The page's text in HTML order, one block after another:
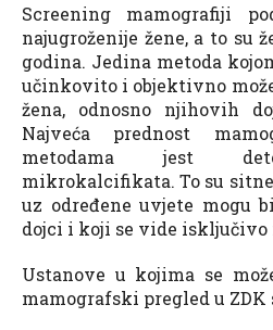
Screening mamografiji
najugroženije žene, a to su
godina. Jedina metoda
učinkovito i objektivno
žena, odnosno njihovih
Najveća prednost
metodama jest
mikrokalcifikata. To su
uz određene uvjete mogu
dojci i koji se vide isključivo
Ustanove u kojima se
mamografski pregled u ZDK